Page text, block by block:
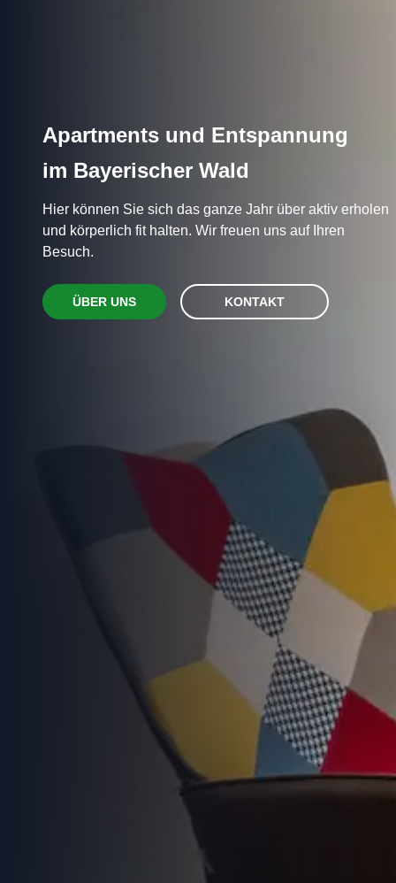
Apartments und Entspannung
im Bayerischer Wald
Hier können Sie sich das ganze Jahr über aktiv erholen
und körperlich fit halten. Wir freuen uns auf Ihren
Besuch.
ÜBER UNS KONTAKT